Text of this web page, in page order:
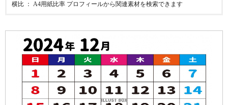
横比 ： A4用紙比率 プロフィールから関連素材を検索できます